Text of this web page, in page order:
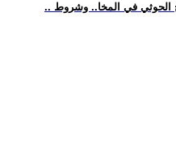
الحوثي في المخا.. وشروط